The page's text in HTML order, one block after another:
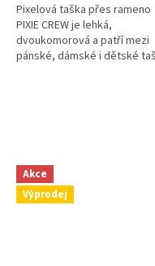
Pixelová taška přes rameno
PIXIE CREW je lehká,
dvoukomorová a patří mezi
pánské, dámské i dětské
tašky.
Akce
Výprodej